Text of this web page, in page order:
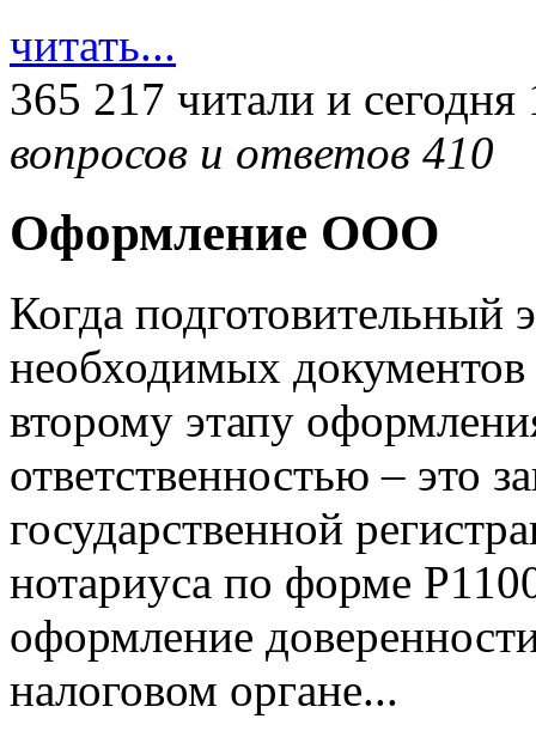
читать...
365 217 читали и сегодня
вопросов и ответов 410
Оформление ООО
Когда подготовительный
необходимых
второму этапу
ответственностью – это
государственной
нотариуса по форме
оформление
налоговом органе...